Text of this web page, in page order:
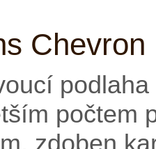
Chevron
počtem
zdoben